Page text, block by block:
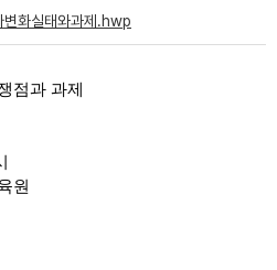
화실태와과제.hwp
점과 과제
원